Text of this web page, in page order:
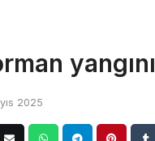
yangını
2025